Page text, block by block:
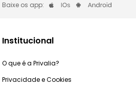
Baixe os app:
Institucional
O que é a Privalia?
Privacidade e Cookies